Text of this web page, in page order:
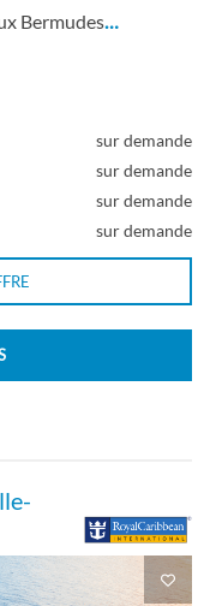
Bermudes…
sur demande
sur demande
sur demande
sur demande